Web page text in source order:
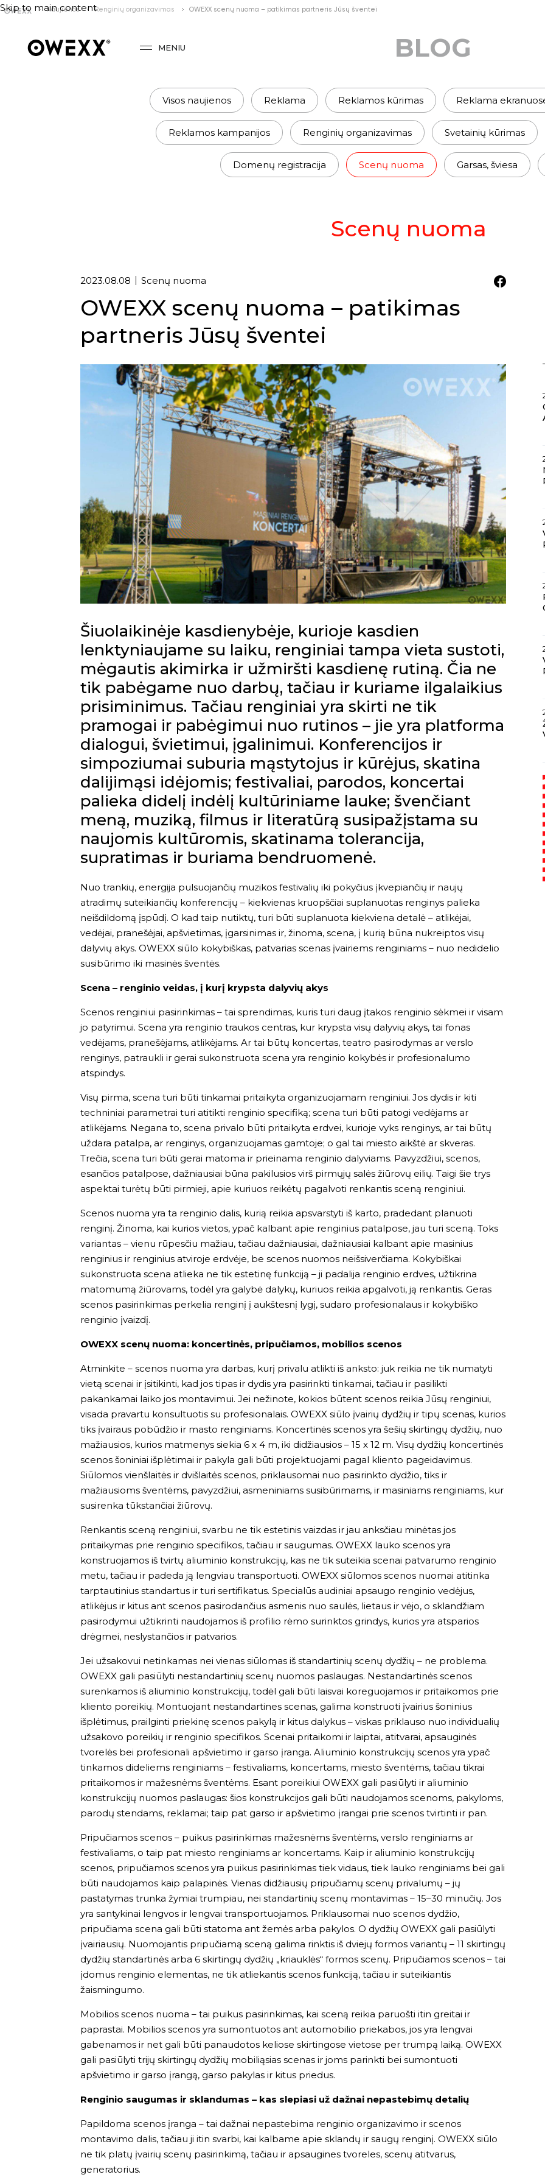
Skip to main content
Naujienos Renginių organizavimas OWEXX scenų nuoma – patikimas partneris Jūsų šventei
MENIU BLOG
Visos naujienos Reklama Reklamos kūrimas Reklama
Reklamos kampanijos Renginių organizavimas Svetainių kūrimas
Domenų registracija Scenų nuoma Garsas, šviesa
Scenų nuoma
2023.08.08 Scenų nuoma
OWEXX scenų nuoma – patikimas
partneris Jūsų šventei
Šiuolaikinėje kasdienybėje, kurioje kasdien
lenktyniaujame su laiku, renginiai tampa vieta sustoti,
mėgautis akimirka ir užmiršti kasdienę rutiną. Čia ne
tik pabėgame nuo darbų, tačiau ir kuriame ilgalaikius
prisiminimus. Tačiau renginiai yra skirti ne tik
pramogai ir pabėgimui nuo rutinos – jie yra platforma
dialogui, švietimui, įgalinimui. Konferencijos ir
simpoziumai suburia mąstytojus ir kūrėjus, skatina
dalijimąsi idėjomis; festivaliai, parodos, koncertai
palieka didelį indėlį kultūriniame lauke; švenčiant
meną, muziką, filmus ir literatūrą susipažįstama su
naujomis kultūromis, skatinama tolerancija,
supratimas ir buriama bendruomenė.
Nuo trankių, energija pulsuojančių muzikos festivalių iki pokyčius įkvepiančių ir naujų
atradimų suteikiančių konferencijų – kiekvienas kruopščiai suplanuotas renginys palieka
neišdildomą įspūdį. O kad taip nutiktų, turi būti suplanuota kiekviena detalė – atlikėjai,
vedėjai, pranešėjai, apšvietimas, įgarsinimas ir, žinoma, scena, į kurią būna nukreiptos visų
dalyvių akys. OWEXX siūlo kokybiškas, patvarias scenas įvairiems renginiams – nuo nedidelio
susibūrimo iki masinės šventės.
Scena – renginio veidas, į kurį krypsta dalyvių akys
Scenos renginiui pasirinkimas – tai sprendimas, kuris turi daug įtakos renginio sėkmei ir visam
jo patyrimui. Scena yra renginio traukos centras, kur krypsta visų dalyvių akys, tai fonas
vedėjams, pranešėjams, atlikėjams. Ar tai būtų koncertas, teatro pasirodymas ar verslo
renginys, patraukli ir gerai sukonstruota scena yra renginio kokybės ir profesionalumo
atspindys.
Visų pirma, scena turi būti tinkamai pritaikyta organizuojamam renginiui. Jos dydis ir kiti
techniniai parametrai turi atitikti renginio specifiką; scena turi būti patogi vedėjams ar
atlikėjams. Negana to, scena privalo būti pritaikyta erdvei, kurioje vyks renginys, ar tai būtų
uždara patalpa, ar renginys, organizuojamas gamtoje; o gal tai miesto aikštė ar skveras.
Trečia, scena turi būti gerai matoma ir prieinama renginio dalyviams. Pavyzdžiui, scenos,
esančios patalpose, dažniausiai būna pakilusios virš pirmųjų salės žiūrovų eilių. Taigi šie trys
aspektai turėtų būti pirmieji, apie kuriuos reikėtų pagalvoti renkantis sceną renginiui.
Scenos nuoma yra ta renginio dalis, kurią reikia apsvarstyti iš karto, pradedant planuoti
renginį. Žinoma, kai kurios vietos, ypač kalbant apie renginius patalpose, jau turi sceną. Toks
variantas – vienu rūpesčiu mažiau, tačiau dažniausiai, dažniausiai kalbant apie masinius
renginius ir renginius atviroje erdvėje, be scenos nuomos neišsiverčiama. Kokybiškai
sukonstruota scena atlieka ne tik estetinę funkciją – ji padalija renginio erdves, užtikrina
matomumą žiūrovams, todėl yra galybė dalykų, kuriuos reikia apgalvoti, ją renkantis. Geras
scenos pasirinkimas perkelia renginį į aukštesnį lygį, sudaro profesionalaus ir kokybiško
renginio įvaizdį.
OWEXX scenų nuoma: koncertinės, pripučiamos, mobilios scenos
Atminkite – scenos nuoma yra darbas, kurį privalu atlikti iš anksto: juk reikia ne tik numatyti
vietą scenai ir įsitikinti, kad jos tipas ir dydis yra pasirinkti tinkamai, tačiau ir pasilikti
pakankamai laiko jos montavimui. Jei nežinote, kokios būtent scenos reikia Jūsų renginiui,
visada pravartu konsultuotis su profesionalais. OWEXX siūlo įvairių dydžių ir tipų scenas, kurios
tiks įvairaus pobūdžio ir masto renginiams. Koncertinės scenos yra šešių skirtingų dydžių, nuo
mažiausios, kurios matmenys siekia 6 x 4 m, iki didžiausios – 15 x 12 m. Visų dydžių koncertinės
scenos šoniniai išplėtimai ir pakyla gali būti projektuojami pagal kliento pageidavimus.
Siūlomos vienšlaitės ir dvišlaitės scenos, priklausomai nuo pasirinkto dydžio, tiks ir
mažiausioms šventėms, pavyzdžiui, asmeniniams susibūrimams, ir masiniams renginiams, kur
susirenka tūkstančiai žiūrovų.
Renkantis sceną renginiui, svarbu ne tik estetinis vaizdas ir jau anksčiau minėtas jos
pritaikymas prie renginio specifikos, tačiau ir saugumas. OWEXX lauko scenos yra
konstruojamos iš tvirtų aliuminio konstrukcijų, kas ne tik suteikia scenai patvarumo renginio
metu, tačiau ir padeda ją lengviau transportuoti. OWEXX siūlomos scenos nuomai atitinka
tarptautinius standartus ir turi sertifikatus. Specialūs audiniai apsaugo renginio vedėjus,
atlikėjus ir kitus ant scenos pasirodančius asmenis nuo saulės, lietaus ir vėjo, o sklandžiam
pasirodymui užtikrinti naudojamos iš profilio rėmo surinktos grindys, kurios yra atsparios
drėgmei, neslystančios ir patvarios.
Jei užsakovui netinkamas nei vienas siūlomas iš standartinių scenų dydžių – ne problema.
OWEXX gali pasiūlyti nestandartinių scenų nuomos paslaugas. Nestandartinės scenos
surenkamos iš aliuminio konstrukcijų, todėl gali būti laisvai koreguojamos ir pritaikomos prie
kliento poreikių. Montuojant nestandartines scenas, galima konstruoti įvairius šoninius
išplėtimus, prailginti priekinę scenos pakylą ir kitus dalykus – viskas priklauso nuo individualių
užsakovo poreikių ir renginio specifikos. Scenai pritaikomi ir laiptai, atitvarai, apsauginės
tvorelės bei profesionali apšvietimo ir garso įranga. Aliuminio konstrukcijų scenos yra ypač
tinkamos dideliems renginiams – festivaliams, koncertams, miesto šventėms, tačiau tikrai
pritaikomos ir mažesnėms šventėms. Esant poreikiui OWEXX gali pasiūlyti ir aliuminio
konstrukcijų nuomos paslaugas: šios konstrukcijos gali būti naudojamos scenoms, pakyloms,
parodų stendams, reklamai; taip pat garso ir apšvietimo įrangai prie scenos tvirtinti ir pan.
Pripučiamos scenos – puikus pasirinkimas mažesnėms šventėms, verslo renginiams ar
festivaliams, o taip pat miesto renginiams ar koncertams. Kaip ir aliuminio konstrukcijų
scenos, pripučiamos scenos yra puikus pasirinkimas tiek vidaus, tiek lauko renginiams bei gali
būti naudojamos kaip palapinės. Vienas didžiausių pripučiamų scenų privalumų – jų
pastatymas trunka žymiai trumpiau, nei standartinių scenų montavimas – 15–30 minučių. Jos
yra santykinai lengvos ir lengvai transportuojamos. Priklausomai nuo scenos dydžio,
pripučiama scena gali būti statoma ant žemės arba pakylos. O dydžių OWEXX gali pasiūlyti
įvairiausių. Nuomojantis pripučiamą sceną galima rinktis iš dviejų formos variantų – 11 skirtingų
dydžių standartinės arba 6 skirtingų dydžių „kriauklės“ formos scenų. Pripučiamos scenos – tai
įdomus renginio elementas, ne tik atliekantis scenos funkciją, tačiau ir suteikiantis
žaismingumo.
Mobilios scenos nuoma – tai puikus pasirinkimas, kai sceną reikia paruošti itin greitai ir
paprastai. Mobilios scenos yra sumontuotos ant automobilio priekabos, jos yra lengvai
gabenamos ir net gali būti panaudotos keliose skirtingose vietose per trumpą laiką. OWEXX
gali pasiūlyti trijų skirtingų dydžių mobiliąsias scenas ir joms parinkti bei sumontuoti
apšvietimo ir garso įrangą, garso pakylas ir kitus priedus.
Renginio saugumas ir sklandumas – kas slepiasi už dažnai nepastebimų detalių
Papildoma scenos įranga – tai dažnai nepastebima renginio organizavimo ir scenos
montavimo dalis, tačiau ji itin svarbi, kai kalbame apie sklandų ir saugų renginį. OWEXX siūlo
ne tik platų įvairių scenų pasirinkimą, tačiau ir apsaugines tvoreles, scenų atitvarus,
generatorius.